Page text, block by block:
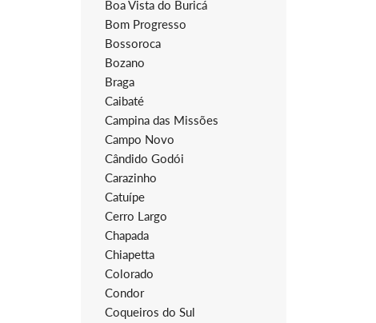
Boa Vista do Buricá
Bom Progresso
Bossoroca
Bozano
Braga
Caibaté
Campina das Missões
Campo Novo
Cândido Godói
Carazinho
Catuípe
Cerro Largo
Chapada
Chiapetta
Colorado
Condor
Coqueiros do Sul